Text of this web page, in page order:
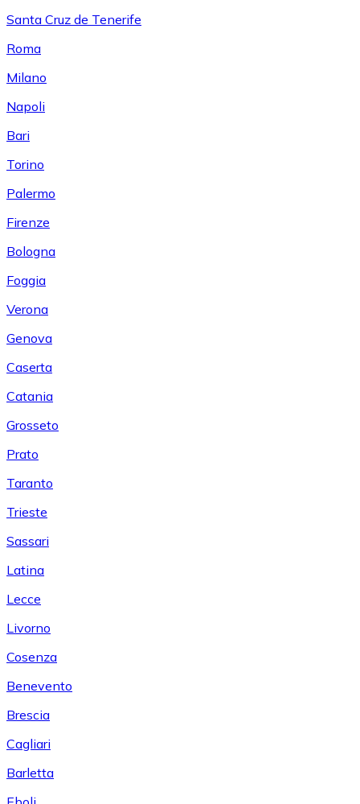
Santa Cruz de Tenerife
Roma
Milano
Napoli
Bari
Torino
Palermo
Firenze
Bologna
Foggia
Verona
Genova
Caserta
Catania
Grosseto
Prato
Taranto
Trieste
Sassari
Latina
Lecce
Livorno
Cosenza
Benevento
Brescia
Cagliari
Barletta